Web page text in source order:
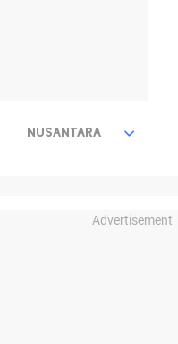
NUSANTARA
Advertisement